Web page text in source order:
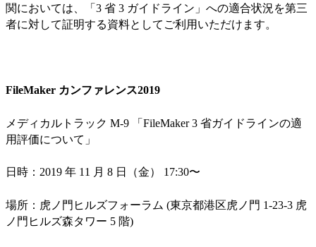
関においては、「3 省 3 ガイドライン」への適合状況を第三
者に対して証明する資料としてご利用いただけます。
FileMaker カンファレンス2019
メディカルトラック M-9 「FileMaker 3 省ガイドラインの適
用評価について」
日時：2019 年 11 月 8 日（金） 17:30〜
場所：虎ノ門ヒルズフォーラム (東京都港区虎ノ門 1-23-3 虎
ノ門ヒルズ森タワー 5 階)